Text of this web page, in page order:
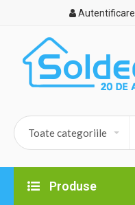
Autentificare
Produse